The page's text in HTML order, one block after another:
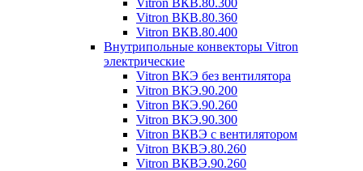
Vitron ВКВ.80.300
Vitron ВКВ.80.360
Vitron ВКВ.80.400
Внутрипольные конвекторы Vitron
электрические
Vitron ВКЭ без вентилятора
Vitron ВКЭ.90.200
Vitron ВКЭ.90.260
Vitron ВКЭ.90.300
Vitron ВКВЭ с вентилятором
Vitron ВКВЭ.80.260
Vitron ВКВЭ.90.260